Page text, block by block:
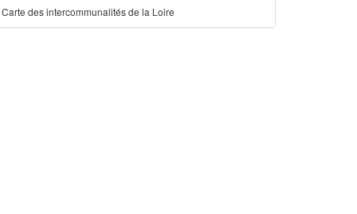
Carte des intercommunalités de la Loire